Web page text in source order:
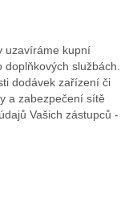
uzavíráme kupní
službách.
dodávek zařízení či
a zabezpečení sítě
Vašich zástupců -